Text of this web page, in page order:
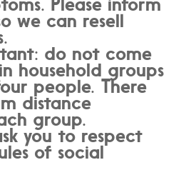
we can resell
do not come
household groups
people. There
distance
group.
you to respect
of social